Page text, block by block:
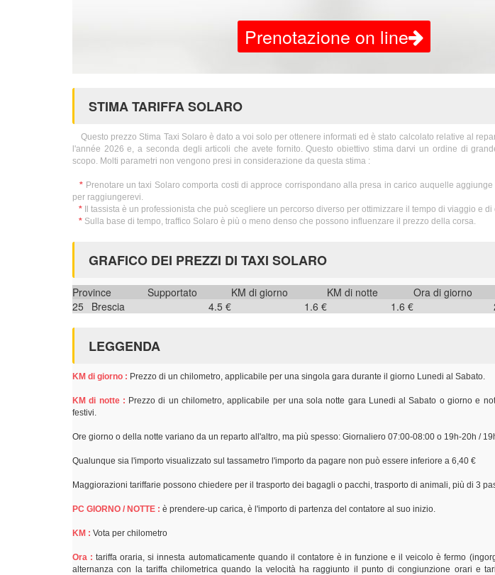
Prenotazione on line
STIMA TARIFFA SOLARO
Questo prezzo Stima Taxi Solaro è dato a voi solo per ottenere informati ed è stato calcolato relative al
l'année 2026 e, a seconda degli articoli che avete fornito. Questo obiettivo stima darvi un ordine di
scopo. Molti parametri non vengono presi in considerazione da questa stima :
* Prenotare un taxi Solaro comporta costi di approce corrispondano alla presa in carico auquelle
per raggiungerevi.
* Il tassista è un professionista che può scegliere un percorso diverso per ottimizzare il tempo di viaggio e
* Sulla base di tempo, traffico Solaro è più o meno denso che possono influenzare il prezzo della corsa.
GRAFICO DEI PREZZI DI TAXI SOLARO
Province Supportato KM di giorno KM di notte Ora di giorno
25
Brescia 4.5 € 1.6 € 1.6 €
LEGGENDA
KM di giorno : Prezzo di un chilometro, applicabile per una singola gara durante il giorno Lunedi al Sabato.
KM di notte : Prezzo di un chilometro, applicabile per una sola notte gara Lunedi al Sabato o giorno e
festivi.
Ore giorno o della notte variano da un reparto all'altro, ma più spesso: Giornaliero 07:00-08:00 o 19h-20h /
Qualunque sia l'importo visualizzato sul tassametro l'importo da pagare non può essere inferiore a 6,40 €
Maggiorazioni tariffarie possono chiedere per il trasporto dei bagagli o pacchi, trasporto di animali, più di 3
PC GIORNO / NOTTE : è prendere-up carica, è l'importo di partenza del contatore al suo inizio.
KM : Vota per chilometro
Ora : tariffa oraria, si innesta automaticamente quando il contatore è in funzione e il veicolo è fermo
alternanza con la tariffa chilometrica quando la velocità ha raggiunto il punto di congiunzione orari e